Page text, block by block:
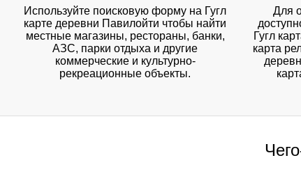
Используйте поисковую форму на Гугл
карте деревни Павилойти чтобы найти
местные магазины, рестораны, банки,
АЗС, парки отдыха и другие
коммерческие и культурно-
рекреационные объекты.
Для
Гугл
карта